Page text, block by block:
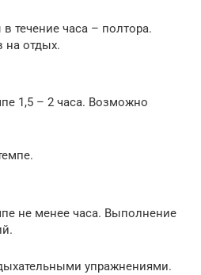
течение часа – полтора.
на отдых.
1,5 – 2 часа. Возможно
не менее часа. Выполнение
упражнениями.